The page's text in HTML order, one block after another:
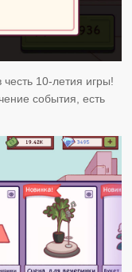
10-летия игры!
события, есть